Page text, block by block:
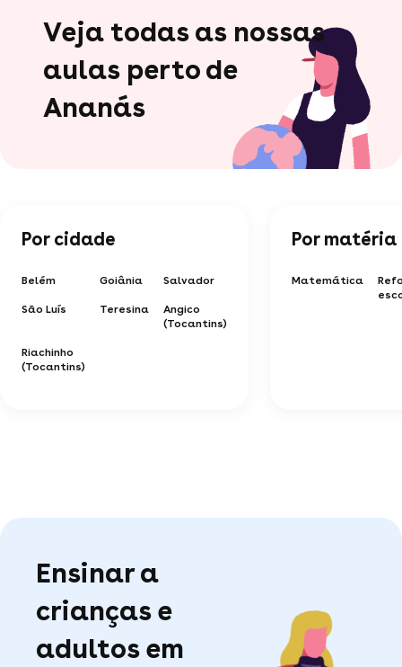
Veja todas as nossas
aulas perto de
Ananás
Por cidade
Belém Goiânia Salvador
São Luís Teresina
Angico
(Tocantins)
Riachinho
(Tocantins)
Por matéria
Matemática
Ensinar a
crianças e
adultos em